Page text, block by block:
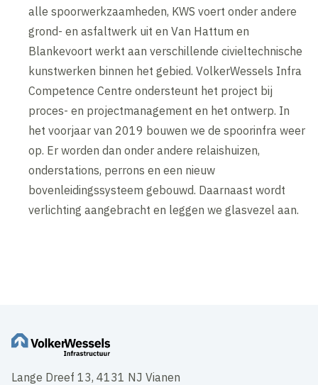
alle spoorwerkzaamheden, KWS voert onder andere
grond- en asfaltwerk uit en Van Hattum en
Blankevoort werkt aan verschillende civieltechnische
kunstwerken binnen het gebied. VolkerWessels Infra
Competence Centre ondersteunt het project bij
proces- en projectmanagement en het ontwerp. In
het voorjaar van 2019 bouwen we de spoorinfra weer
op. Er worden dan onder andere relaishuizen,
onderstations, perrons en een nieuw
bovenleidingssysteem gebouwd. Daarnaast wordt
verlichting aangebracht en leggen we glasvezel aan.
Lange Dreef 13, 4131 NJ Vianen